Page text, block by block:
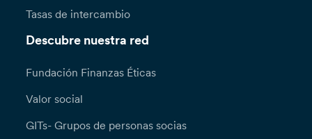
Tasas de intercambio
Descubre nuestra red
Fundación Finanzas Éticas
Valor social
GITs- Grupos de personas socias